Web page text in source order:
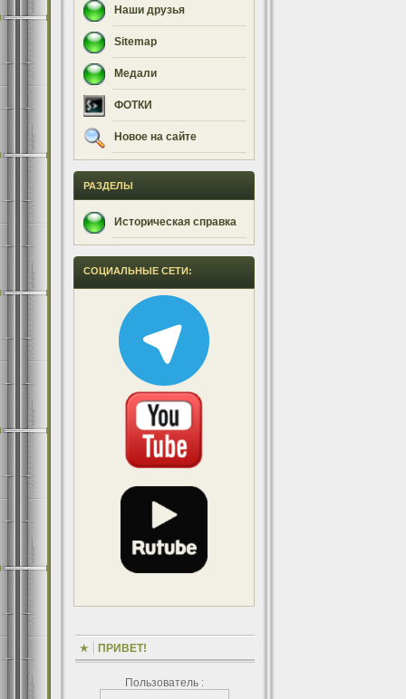
Наши друзья
Sitemap
Медали
ФОТКИ
Новое на сайте
РАЗДЕЛЫ
Историческая справка
СОЦИАЛЬНЫЕ СЕТИ:
ПРИВЕТ!
Пользователь :